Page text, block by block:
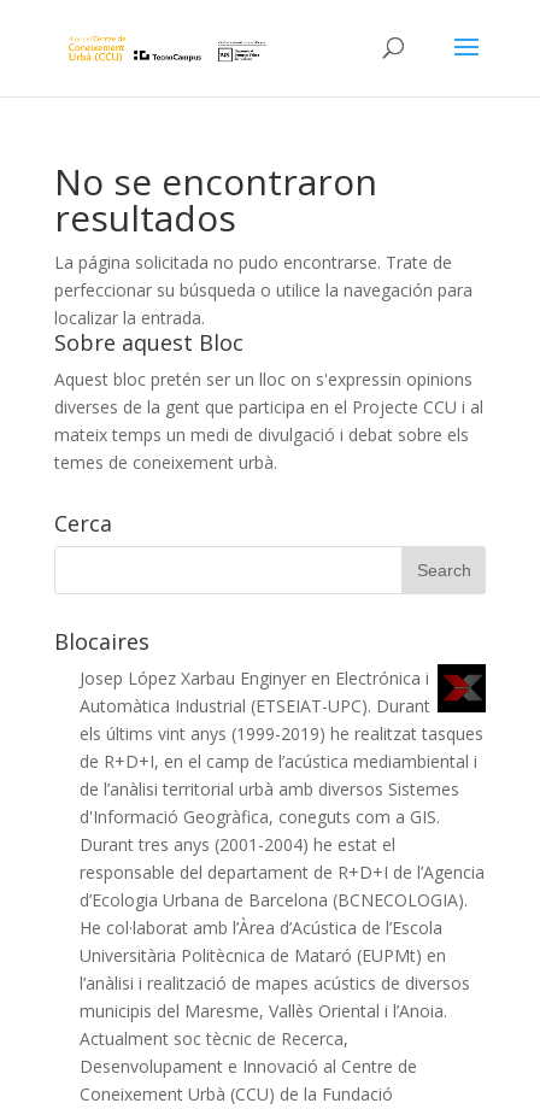
No se encontraron
resultados
La página solicitada no pudo encontrarse. Trate de
perfeccionar su búsqueda o utilice la navegación para
localizar la entrada.
Sobre aquest Bloc
Aquest bloc pretén ser un lloc on s'expressin opinions
diverses de la gent que participa en el Projecte CCU i al
mateix temps un medi de divulgació i debat sobre els
temes de coneixement urbà.
Cerca
Blocaires
Josep López Xarbau Enginyer en Electrónica i
Automàtica Industrial (ETSEIAT-UPC). Durant
els últims vint anys (1999-2019) he realitzat tasques
de R+D+I, en el camp de l’acústica mediambiental i
de l’anàlisi territorial urbà amb diversos Sistemes
d'Informació Geogràfica, coneguts com a GIS.
Durant tres anys (2001-2004) he estat el
responsable del departament de R+D+I de l’Agencia
d’Ecologia Urbana de Barcelona (BCNECOLOGIA).
He col·laborat amb l’Àrea d’Acústica de l’Escola
Universitària Politècnica de Mataró (EUPMt) en
l’anàlisi i realització de mapes acústics de diversos
municipis del Maresme, Vallès Oriental i l’Anoia.
Actualment soc tècnic de Recerca,
Desenvolupament e Innovació al Centre de
Coneixement Urbà (CCU) de la Fundació